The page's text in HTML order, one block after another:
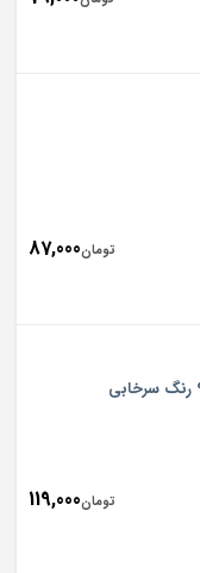
تومان87,000
تومان119,000